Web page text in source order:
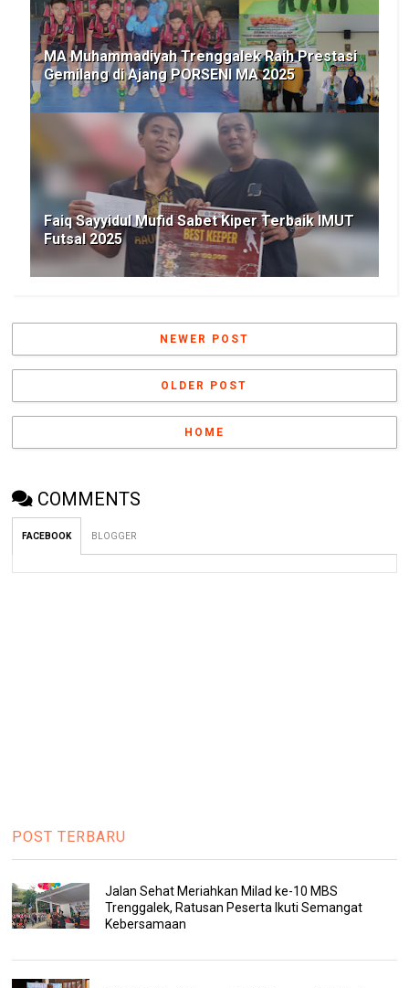
MA Muhammadiyah Trenggalek Raih Prestasi
Gemilang di Ajang PORSENI MA 2025
Faiq Sayyidul Mufid Sabet Kiper Terbaik IMUT
Futsal 2025
NEWER POST
OLDER POST
HOME
COMMENTS
FACEBOOK BLOGGER
POST TERBARU
Jalan Sehat Meriahkan Milad ke-10 MBS
Trenggalek, Ratusan Peserta Ikuti Semangat
Kebersamaan